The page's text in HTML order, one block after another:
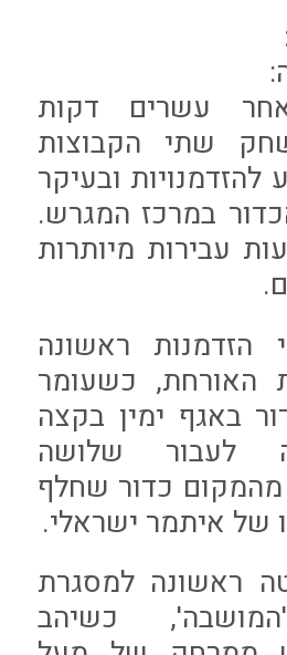
לאחר עשרים דקות
שתי הקבוצות
ובעיקר
במרכז המגרש.
עבירות מיותרות
חצי הזדמנות ראשונה
האורחת, כשעומר
באגף ימין בקצה
לעבור שלושה
כדור שחלף
של איתמר ישראלי.
בעיטה ראשונה למסגרת
כשיהב